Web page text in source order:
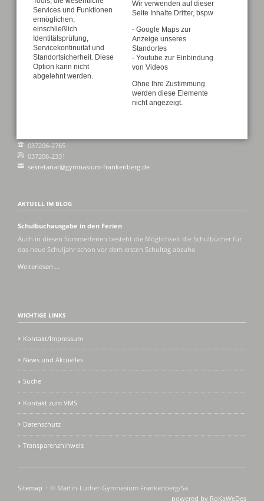
ADRESSE
Martin-Luther-Gymnasium Frankenberg/Sa.
037206-2765
037206-2331
sekretariat@gymnasium-frankenberg.de
AKTUELL IM BLOG
Schulbuchausgabe in den Ferien
Auch in diesen Sommerferien besteht die Möglichkeit die Schulbücher für
das neue Schuljahr schon vor dem ersten Schultag abzuho
Weiterlesen …
WICHTIGE LINKS
Kontakt/Impressum
News und Aktuelles
Suche
Kontakt zum VMS
Datenschutz
Transparenzhinweis
Navigation
Sitemap
© Martin-Luther-Gymnasium Frankenberg/Sa.
powered by RoKaWeDes
Services und Funktionen
ermöglichen,
einschließlich
Identitätsprüfung,
Servicekontinuität und
Standortsicherheit. Diese
Option kann nicht
abgelehnt werden.
Wir verwenden auf dieser
Seite Inhalte Dritter, bspw
- Google Maps zur
Anzeige unseres
Standortes
- Youtube zur Einbindung
von Videos
Ohne Ihre Zustimmung
werden diese Elemente
nicht angezeigt.